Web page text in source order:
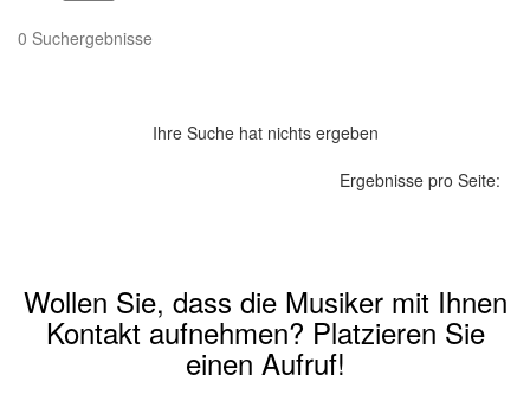
0 Suchergebnisse
Ihre Suche hat nichts ergeben
Ergebnisse pro Seite:
Wollen Sie, dass die Musiker mit Ihnen
Kontakt aufnehmen? Platzieren Sie
einen Aufruf!